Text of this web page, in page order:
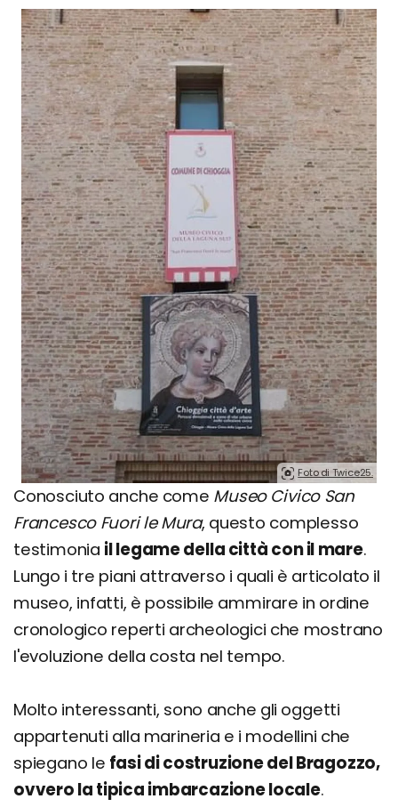
Foto di Twice25.
Conosciuto anche come Museo Civico San
Francesco Fuori le Mura, questo complesso
testimonia il legame della città con il mare.
Lungo i tre piani attraverso i quali è articolato il
museo, infatti, è possibile ammirare in ordine
cronologico reperti archeologici che mostrano
l'evoluzione della costa nel tempo.
Molto interessanti, sono anche gli oggetti
appartenuti alla marineria e i modellini che
spiegano le fasi di costruzione del Bragozzo,
ovvero la tipica imbarcazione locale.